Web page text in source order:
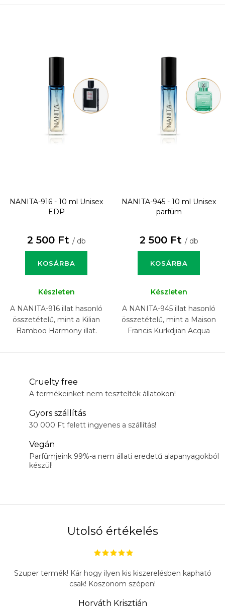
NANITA-916 - 10 ml Unisex
EDP
2 500 Ft / db
KOSÁRBA
Készleten
A NANITA-916 illat hasonló
összetételű, mint a Kilian
Bamboo Harmony illat.
NANITA-945 - 10 ml Unisex
parfüm
2 500 Ft / db
KOSÁRBA
Készleten
A NANITA-945 illat hasonló
összetételű, mint a Maison
Francis Kurkdjian Acqua
Cruelty free
A termékeinket nem tesztelték állatokon!
Gyors szállítás
30 000 Ft felett ingyenes a szállítás!
Vegán
Parfümjeink 99%-a nem állati eredetű alapanyagokból
készül!
Utolsó értékelés
Szuper termék! Kár hogy ilyen kis kiszerelésben kapható
csak! Köszönöm szépen!
Horváth Krisztián